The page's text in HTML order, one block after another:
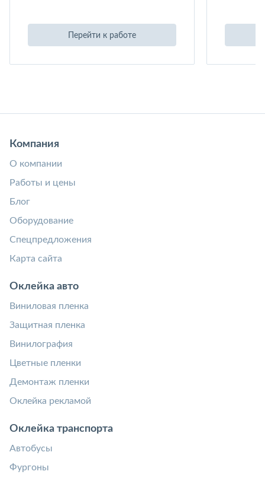
Перейти к работе
Компания
О компании
Работы и цены
Блог
Оборудование
Спецпредложения
Карта сайта
Оклейка авто
Виниловая пленка
Защитная пленка
Винилография
Цветные пленки
Демонтаж пленки
Оклейка рекламой
Оклейка транспорта
Автобусы
Фургоны